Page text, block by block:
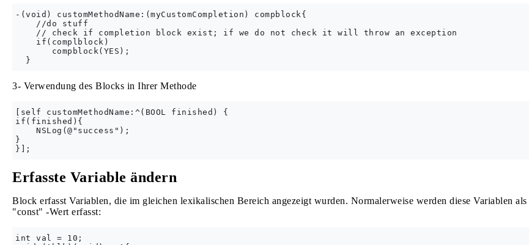
-(void) customMethodName:(myCustomCompletion) compblock{
    //do stuff
    // check if completion block exist; if we do not check it will throw an exception
    if(complblock)
       compblock(YES);
3- Verwendung des Blocks in Ihrer Methode
[self customMethodName:^(BOOL finished) {
if(finished){
    NSLog(@"success");
}
Erfasste Variable ändern
Block erfasst Variablen, die im gleichen lexikalischen Bereich angezeigt wurden. Normalerweise werden diese Variablen als
"const" -Wert erfasst:
int val = 10;